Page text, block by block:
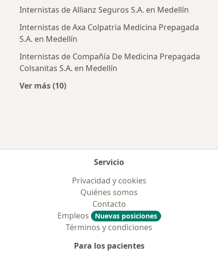
Internistas de Allianz Seguros S.A. en Medellín
Internistas de Axa Colpatria Medicina Prepagada
S.A. en Medellín
Internistas de Compañía De Medicina Prepagada
Colsanitas S.A. en Medellín
Ver más (10)
Servicio
Privacidad y cookies
Quiénes somos
Contacto
Empleos
Nuevas posiciones
Términos y condiciones
Para los pacientes